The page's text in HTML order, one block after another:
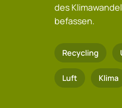
des
befassen.
Recycling
Luft Klima